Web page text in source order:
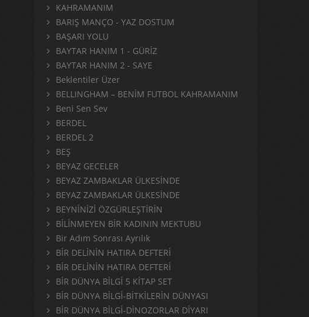
KAHRAMANIM
BARIŞ MANÇO - YAZ DOSTUM
BAŞARI YOLU
BAYTAR HANIM 1 - GÜRİZ
BAYTAR HANIM 2 - SAYE
Beklentiler Üzer
BELLINGHAM – BENİM FUTBOL KAHRAMANIM
Beni Sen Sev
BERDEL
BERDEL 2
BEŞ
BEYAZ GECELER
BEYAZ ZAMBAKLAR ÜLKESİNDE
BEYAZ ZAMBAKLAR ÜLKESİNDE
BEYNİNİZİ ÖZGÜRLEŞTİRİN
BİLİNMEYEN BİR KADININ MEKTUBU
Bir Adım Sonrası Ayrılık
BİR DELİNİN HATIRA DEFTERİ
BİR DELİNİN HATIRA DEFTERİ
BİR DÜNYA BİLGİ 5 KİTAP SET
BİR DÜNYA BİLGİ-BİTKİLERİN DÜNYASI
BİR DÜNYA BİLGİ-DİNOZORLAR DİYARI